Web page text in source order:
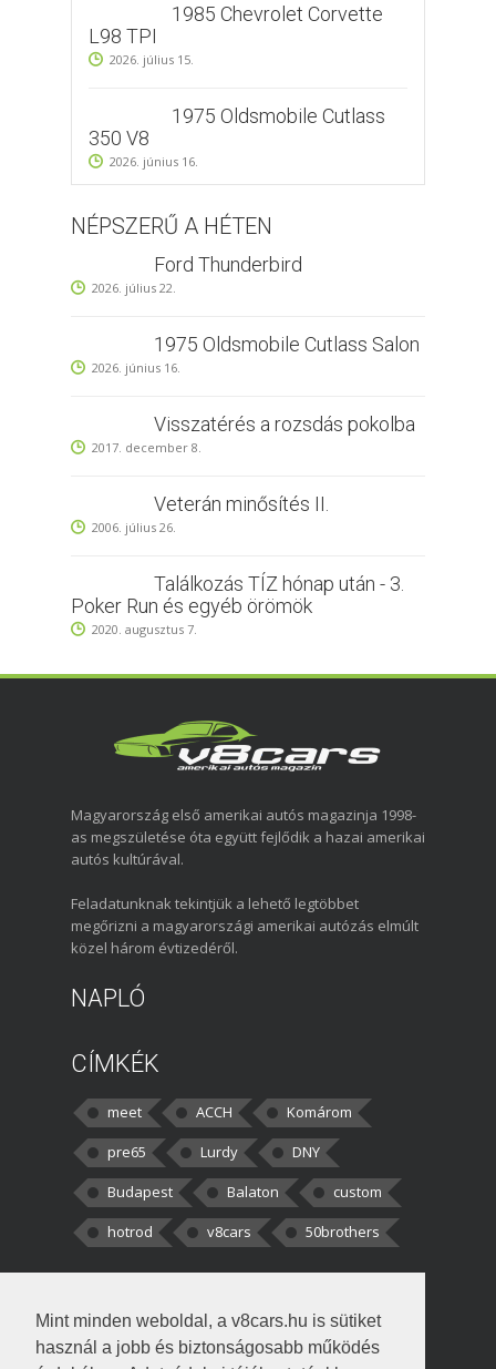
Mint minden weboldal, a v8cars.hu is sütiket
használ a jobb és biztonságosabb működés
1985 Chevrolet Corvette
L98 TPI
2026. július 15.
1975 Oldsmobile Cutlass
350 V8
2026. június 16.
NÉPSZERŰ A HÉTEN
Ford Thunderbird
2026. július 22.
1975 Oldsmobile Cutlass Salon
2026. június 16.
Visszatérés a rozsdás pokolba
2017. december 8.
Veterán minősítés II.
2006. július 26.
Találkozás TÍZ hónap után - 3.
Poker Run és egyéb örömök
2020. augusztus 7.
Magyarország első amerikai autós magazinja 1998-
as megszületése óta együtt fejlődik a hazai amerikai
autós kultúrával.
Feladatunknak tekintjük a lehető legtöbbet
megőrizni a magyarországi amerikai autózás elmúlt
közel három évtizedéről.
NAPLÓ
CÍMKÉK
meet ACCH
Komárom
pre65
Lurdy
DNY
Budapest
Balaton
custom
hotrod
v8cars 50brothers
kortisz:Elszúrtam! Én csak két